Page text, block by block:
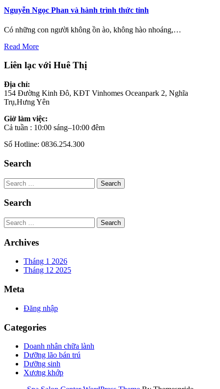
Nguyễn Ngọc Phan và hành trình thức tỉnh
Có những con người không ồn ào, không hào nhoáng,…
Read More
Liên lạc với Huê Thị
Địa chỉ:
154 Đường Kinh Đô, KĐT Vinhomes Oceanpark 2, Nghĩa
Trụ,Hưng Yên
Giờ làm việc:
Cả tuần : 10:00 sáng–10:00 đêm
Số Hotline: 0836.254.300
Search
Search
Search
Search
Archives
Tháng 1 2026
Tháng 12 2025
Meta
Đăng nhập
Categories
Doanh nhân chữa lành
Dưỡng lão bán trú
Dưỡng sinh
Xương khớp